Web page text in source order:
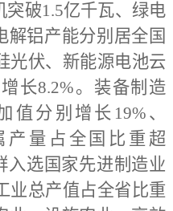
破1.5亿千瓦、绿电
解铝产能分别居全国
光伏、新能源电池云
长8.2%。装备制造
值分别增长19%、
产量占全国比重超
入选国家先进制造业
业总产值占全省比重